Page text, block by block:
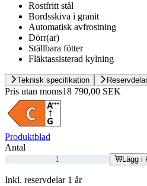
Rostfritt stål
Bordsskiva i granit
Automatisk avfrostning
Dörr(ar)
Ställbara fötter
Fläktassisterad kylning
Teknisk specifikation Reservdelar
Pris utan moms18 790,00 SEK
Produktblad
Antal
Lägg i
Inkl. reservdelar 1 år